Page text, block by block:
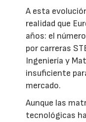
A esta
realidad que
años: el
por carreras
Ingeniería y
insuficiente
mercado.
Aunque las
tecnológicas